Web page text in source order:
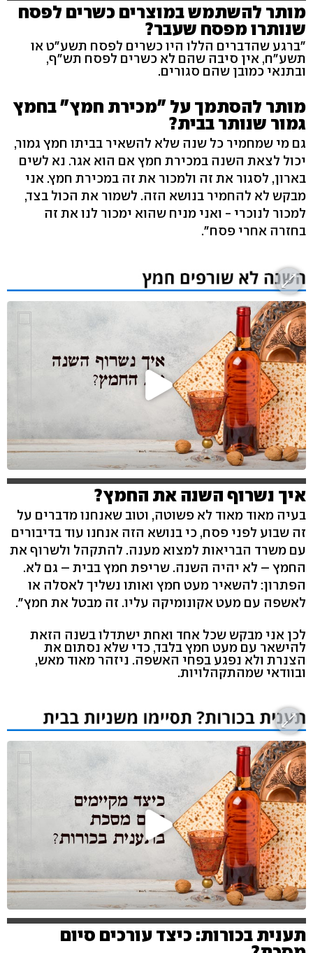
מותר להשתמש במוצרים כשרים לפסח
שנותרו מפסח שעבר?
"ברגע שהדברים הללו היו כשרים לפסח תשע"ט או
תשע"ח, אין סיבה שהם לא כשרים לפסח תש"ף,
ובתנאי כמובן שהם סגורים.
מותר להסתמך על "מכירת חמץ" בחמץ
גמור שנותר בבית?
גם מי שמחמיר כל שנה שלא להשאיר בביתו חמץ גמור,
יכול לצאת השנה במכירת חמץ אם הוא אגר. נא לשים
בארון, לסגור את זה ולמכור את זה במכירת חמץ. אני
מבקש לא להחמיר בנושא הזה. לשמור את הכול בצד,
למכור לנוכרי - ואני מניח שהוא ימכור לנו את זה
בחזרה אחרי פסח".
איך נשרוף השנה את החמץ?
בעיה מאוד מאוד לא פשוטה, וטוב שאנחנו מדברים על
זה שבוע לפני פסח, כי בנושא הזה אנחנו עוד בדיבורים
עם משרד הבריאות למצוא מענה. להתקהל ולשרוף את
החמץ – לא יהיה השנה. שריפת חמץ בבית – גם לא.
הפתרון: להשאיר מעט חמץ ואותו נשליך לאסלה או
לאשפה עם מעט אקונומיקה עליו. זה מבטל את חמץ".
לכן אני מבקש שכל אחד ואחת ישתדלו בשנה הזאת
להישאר עם מעט חמץ בלבד, כדי שלא נסתום את
הצנרת ולא נפגע בפחי האשפה. ניזהר מאוד מאש,
ובוודאי שמהתקהלויות.
תענית בכורות: כיצד עורכים סיום